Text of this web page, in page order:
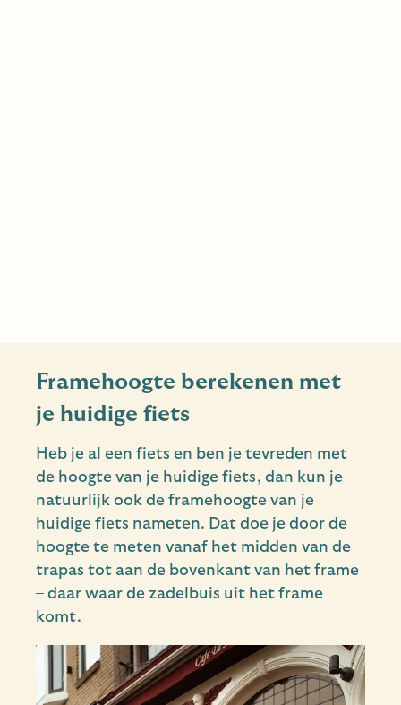
Framehoogte berekenen met
je huidige fiets
Heb je al een fiets en ben je tevreden met
de hoogte van je huidige fiets, dan kun je
natuurlijk ook de framehoogte van je
huidige fiets nameten. Dat doe je door de
hoogte te meten vanaf het midden van de
trapas tot aan de bovenkant van het frame
– daar waar de zadelbuis uit het frame
komt.